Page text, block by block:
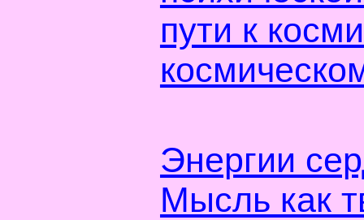
пути к
Энергии
Мысль как